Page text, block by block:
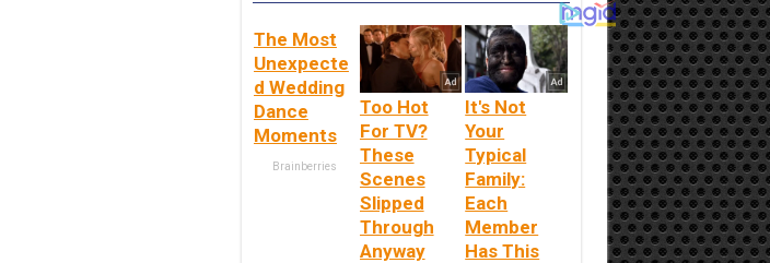
The Most
Unexpecte
d Wedding
Dance
Moments
Brainberries
Too Hot
For TV?
These
Scenes
Slipped
Through
Anyway
It's Not
Your
Typical
Family:
Each
Member
Has This